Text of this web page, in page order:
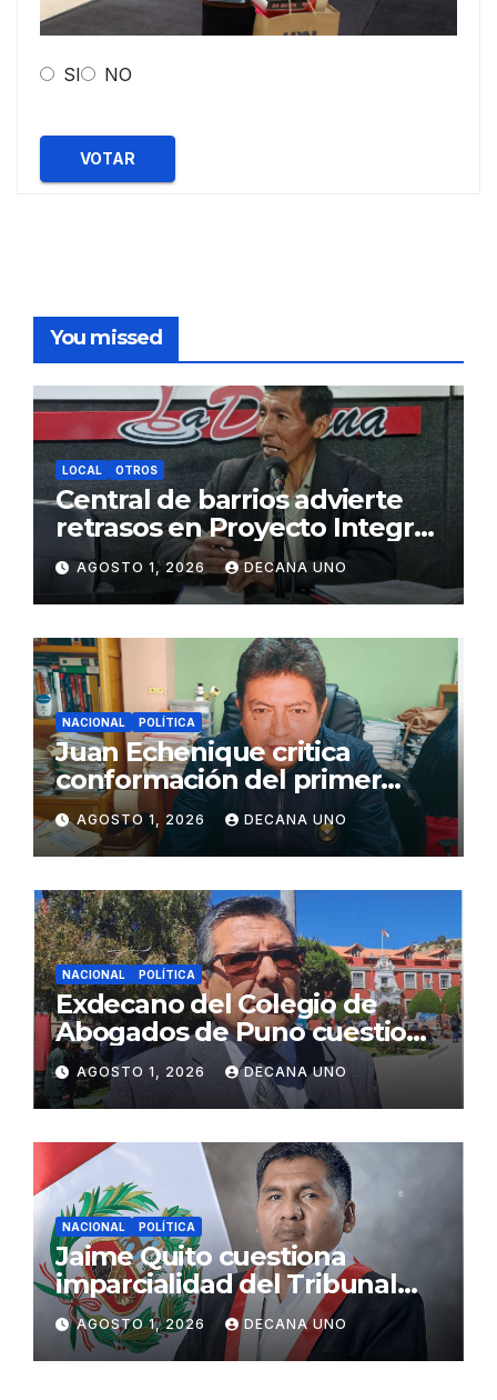
SI NO
VOTAR
You missed
LOCAL OTROS
Central de barrios advierte
retrasos en Proyecto Integral
de Agua y Alcantarillado para
Juliaca
AGOSTO 1, 2026 DECANA UNO
NACIONAL POLÍTICA
Juan Echenique critica
conformación del primer
gabinete ministerial de Keiko
Fujimori
AGOSTO 1, 2026 DECANA UNO
NACIONAL POLÍTICA
Exdecano del Colegio de
Abogados de Puno cuestiona
propuestas sobre seguridad
ciudadana
AGOSTO 1, 2026 DECANA UNO
NACIONAL POLÍTICA
Jaime Quito cuestiona
imparcialidad del Tribunal
Constitucional tras liberación
de Ollanta Humala
AGOSTO 1, 2026 DECANA UNO